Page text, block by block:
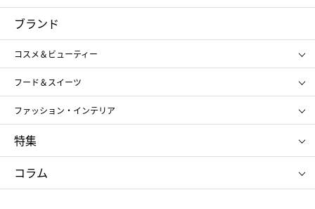
コスメ＆ビューティー
ギフト
レディース
メンズ
スポーツ・アウトドア
お中元
お歳暮
ブランド
コスメ＆ビューティー
SHISEIDO
ポール&ジョー ボーテ
ジルスチュアート
NARS
RMK
クリニーク
SK-Ⅱ
フード＆スイーツ
アンリ・シャルパンティエ
ゴディバ
新宿高野
たねや
ねんりん家
ファッション・インテリア
ポロ ラルフ ローレン
タケオ キクチ
ママ＆キッズ
シュタイフ
特集
お中元
ひな人形
五月人形
コラム